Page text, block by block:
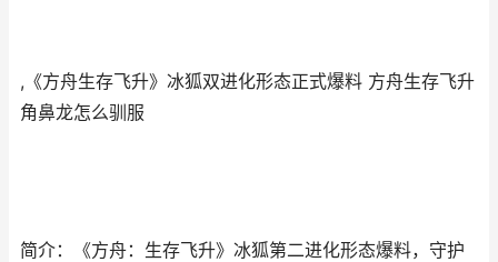
,《方舟生存飞升》冰狐双进化形态正式爆料 方舟生存飞升
角鼻龙怎么驯服
简介：《方舟：生存飞升》冰狐第二进化形态爆料，守护